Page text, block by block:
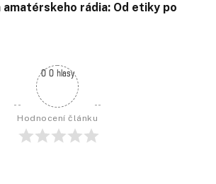
amatérskeho rádia: Od etiky po
0 0 hlasy
Hodnocení článku